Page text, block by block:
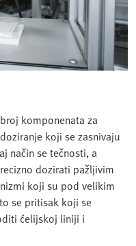
komponenata za
koji se zasnivaju
način se tečnosti, a
dozirati pažljivim
koji su pod velikim
se pritisak koji se
ćelijskoj liniji i